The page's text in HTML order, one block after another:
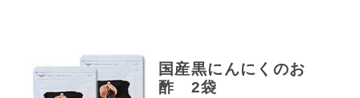
国産黒にんにくのお
酢 2袋